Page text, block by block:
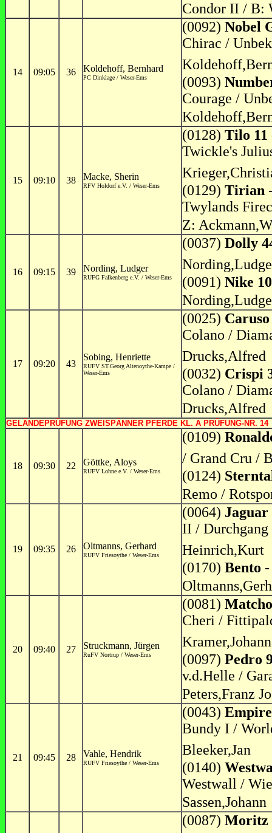
Condor II / B:
14 09:05 36 Koldehoff, Bernhard
PC Dinklage / Weser-Ems
(0092) Nobel
Chirac /
(0093)
Courage /
15 09:10 38 Macke, Sherin
RFV Holdorf e.V. / Weser-Ems
(0128) Tilo 11
Twickle's
(0129) Tirian
Twylands
Z:
16 09:15 39 Nording, Ludger
RUFG Falkenberg e.V. / Weser-Ems
(0037) Dolly
(0091) Nike
17 09:20 43
Sobing, Henriette
RUFV ST.Georg Altenoythe-Kampe /
Weser-Ems
(0025) Caruso
Colano /
Drucks,Alfred
(0032) Crispi
Colano /
Drucks,Alfred
GELÄNDEPRÜFUNG ZWEISPÄNNER PFERDE KL. A PRÜFUNG-NR. 14
18 09:30 22 Göttke, Aloys
RUFV Lohne e.V. / Weser-Ems
(0109)
/ Grand Cru /
(0124)
Remo /
19 09:35 26 Oltmanns, Gerhard
RUFV Friesoythe / Weser-Ems
(0064) Jaguar
II /
Heinrich,Kurt
(0170) Bento -
20 09:40 27 Struckmann, Jürgen
RuFV Nortrup / Weser-Ems
(0081)
Cheri /
(0097) Pedro
v.d.Helle /
Peters,Franz
21 09:45 28 Vahle, Hendrik
RUFV Friesoythe / Weser-Ems
(0043)
Bundy I /
Bleeker,Jan
(0140)
Westwall /
Sassen,Johann
(0087) Moritz